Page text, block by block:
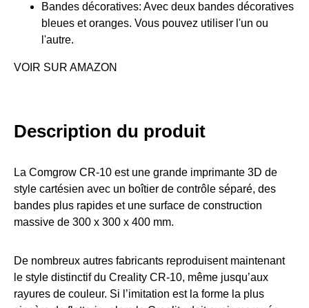
Bandes décoratives: Avec deux bandes décoratives
bleues et oranges. Vous pouvez utiliser l'un ou
l'autre.
VOIR SUR AMAZON
Description du produit
La Comgrow CR-10 est une grande imprimante 3D de
style cartésien avec un boîtier de contrôle séparé, des
bandes plus rapides et une surface de construction
massive de 300 x 300 x 400 mm.
De nombreux autres fabricants reproduisent maintenant
le style distinctif du Creality CR-10, même jusqu’aux
rayures de couleur. Si l’imitation est la forme la plus